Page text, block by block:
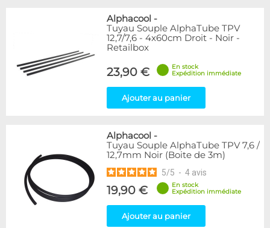
Alphacool -
Tuyau Souple AlphaTube TPV
12,7/7,6 - 4x60cm Droit - Noir -
Retailbox
23,90 €
En stock
Expédition immédiate
Ajouter au panier
Alphacool -
Tuyau Souple AlphaTube TPV 7,6 /
12,7mm Noir (Boite de 3m)
5/5 - 4 avis
19,90 €
En stock
Expédition immédiate
Ajouter au panier